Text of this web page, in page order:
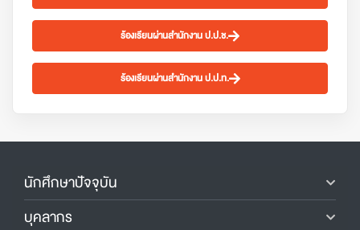
ร้องเรียนผ่านสำนักงาน ป.ป.ช.
ร้องเรียนผ่านสำนักงาน ป.ป.ท.
นักศึกษาปัจจุบัน
บุคลากร